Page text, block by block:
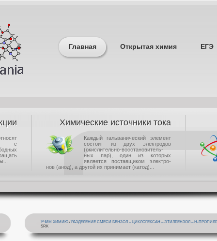
Главная Открытая химия ЕГЭ
с
Химические источники тока
Каждый гальванический элемент
состоит из двух электродов
(окислительно-восстановитель-
ных пар), один из которых
является поставщиком электро-
нов (анод), а другой их принимает (катод)...
УЧИМ ХИМИЮ / РАЗДЕЛЕНИЕ СМЕСИ БЕНЗОЛ – ЦИКЛОГЕКСАН – ЭТИЛБЕНЗОЛ – Н-
SRK